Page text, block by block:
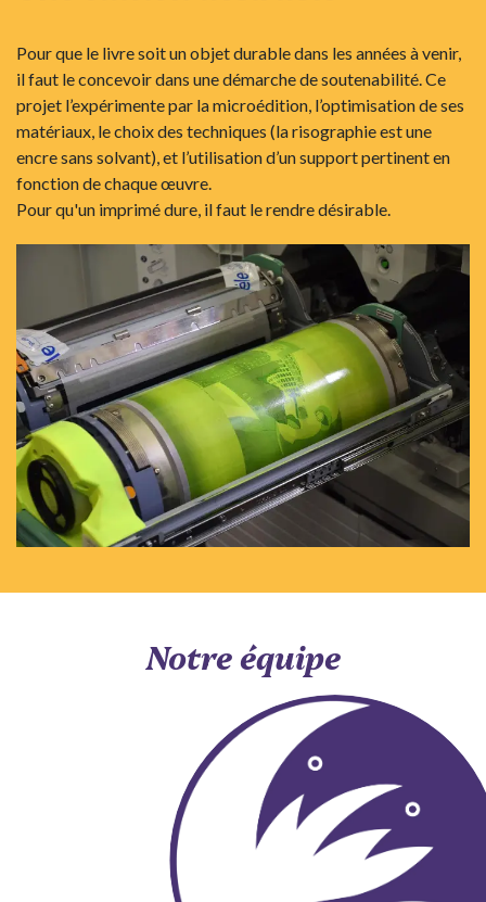
Pour que le livre soit un objet durable dans les années à venir,
il faut le concevoir dans une démarche de soutenabilité. Ce
projet l’expérimente par la microédition, l’optimisation de ses
matériaux, le choix des techniques (la risographie est une
encre sans solvant), et l’utilisation d’un support pertinent en
fonction de chaque œuvre.
Pour qu'un imprimé dure, il faut le rendre désirable.
Notre équipe